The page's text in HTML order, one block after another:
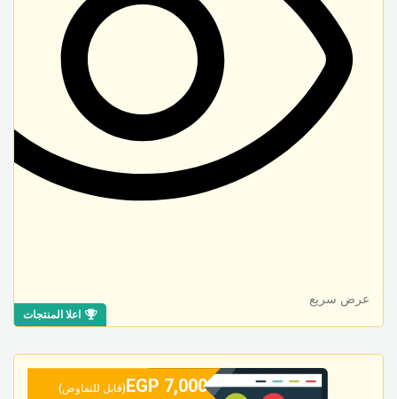
عرض سريع
اعلا المنتجات
EGP 7,000 (قابل للتفاوض)